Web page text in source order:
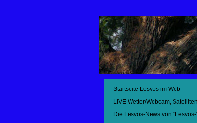
Startseite Lesvos im Web
LIVE Wetter/Webcam,
Die Lesvos-News von